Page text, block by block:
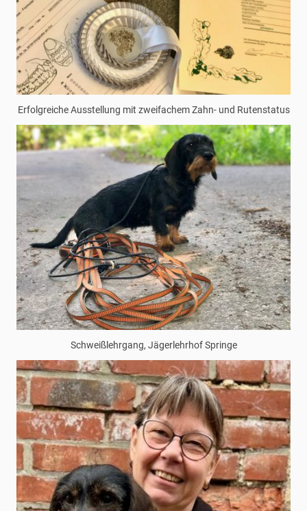
Erfolgreiche Ausstellung mit zweifachem Zahn- und Rutenstatus
Schweißlehrgang, Jägerlehrhof Springe